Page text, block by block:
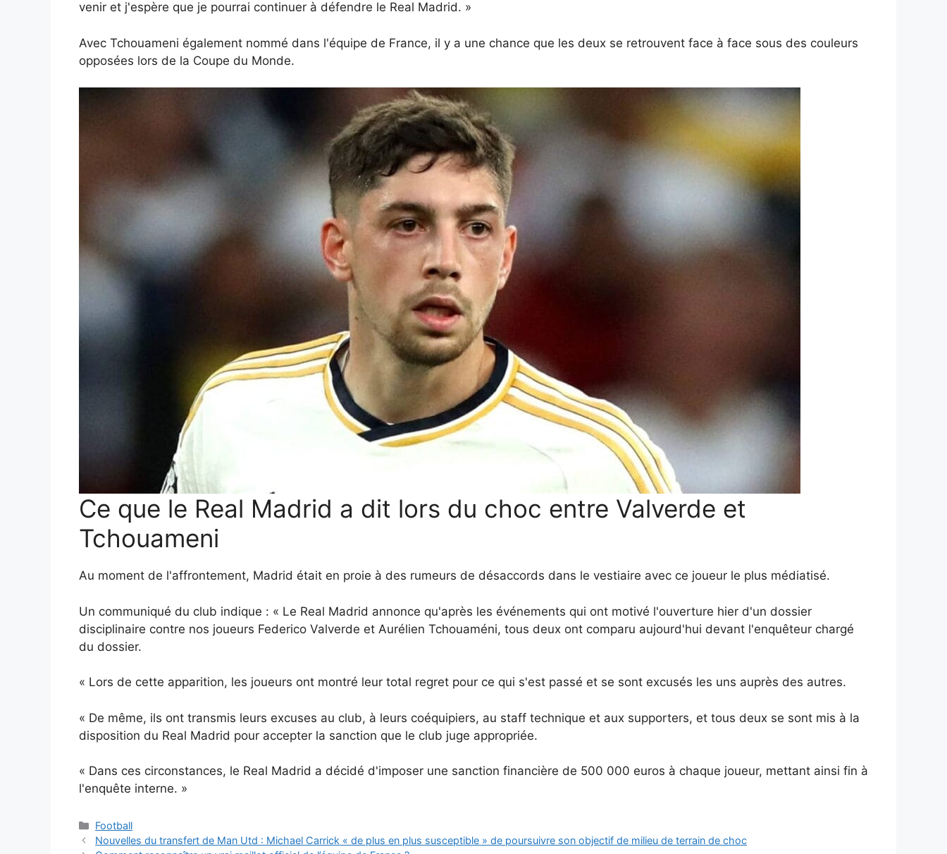
venir et j'espère que je pourrai continuer à défendre le Real Madrid. »
Avec Tchouameni également nommé dans l'équipe de France, il y a une chance que les deux se retrouvent face à face sous des couleurs
opposées lors de la Coupe du Monde.
Ce que le Real Madrid a dit lors du choc entre Valverde et
Tchouameni
Au moment de l'affrontement, Madrid était en proie à des rumeurs de désaccords dans le vestiaire avec ce joueur le plus médiatisé.
Un communiqué du club indique : « Le Real Madrid annonce qu'après les événements qui ont motivé l'ouverture hier d'un dossier
disciplinaire contre nos joueurs Federico Valverde et Aurélien Tchouaméni, tous deux ont comparu aujourd'hui devant l'enquêteur chargé
du dossier.
« Lors de cette apparition, les joueurs ont montré leur total regret pour ce qui s'est passé et se sont excusés les uns auprès des autres.
« De même, ils ont transmis leurs excuses au club, à leurs coéquipiers, au staff technique et aux supporters, et tous deux se sont mis à la
disposition du Real Madrid pour accepter la sanction que le club juge appropriée.
« Dans ces circonstances, le Real Madrid a décidé d'imposer une sanction financière de 500 000 euros à chaque joueur, mettant ainsi fin à
l'enquête interne. »
Catégories
Football
Nouvelles du transfert de Man Utd : Michael Carrick « de plus en plus susceptible » de poursuivre son objectif de milieu de terrain de choc